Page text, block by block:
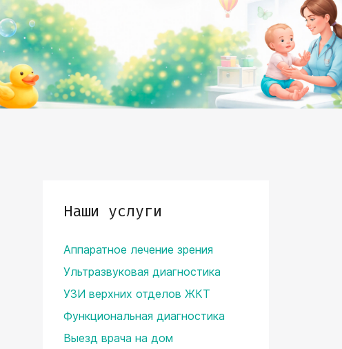
Наши услуги
Аппаратное лечение зрения
Ультразвуковая диагностика
УЗИ верхних отделов ЖКТ
Функциональная диагностика
Выезд врача на дом